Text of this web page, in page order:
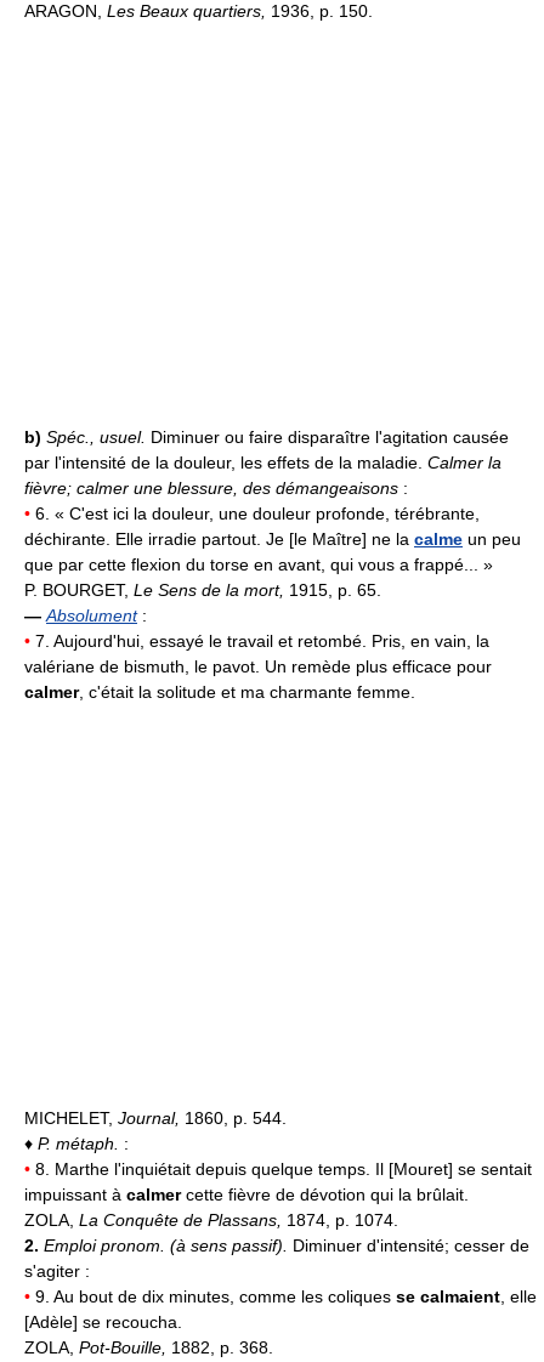
ARAGON, Les Beaux quartiers, 1936, p. 150.
b) Spéc., usuel. Diminuer ou faire disparaître l'agitation causée
par l'intensité de la douleur, les effets de la maladie. Calmer la
fièvre; calmer une blessure, des démangeaisons :
• 6. « C'est ici la douleur, une douleur profonde, térébrante,
déchirante. Elle irradie partout. Je [le Maître] ne la calme un peu
que par cette flexion du torse en avant, qui vous a frappé... »
P. BOURGET, Le Sens de la mort, 1915, p. 65.
— Absolument:
• 7. Aujourd'hui, essayé le travail et retombé. Pris, en vain, la
valériane de bismuth, le pavot. Un remède plus efficace pour
calmer, c'était la solitude et ma charmante femme.
MICHELET, Journal, 1860, p. 544.
♦ P. métaph.
:
• 8. Marthe l'inquiétait depuis quelque temps. Il [Mouret] se sentait
impuissant à calmercette fièvre de dévotion qui la brûlait.
ZOLA, La Conquête de Plassans, 1874, p. 1074.
2. Emploi pronom. (à sens passif). Diminuer d'intensité; cesser de
s'agiter :
• 9. Au bout de dix minutes, comme les coliques se calmaient , elle
[Adèle] se recoucha.
ZOLA, Pot-Bouille, 1882, p. 368.